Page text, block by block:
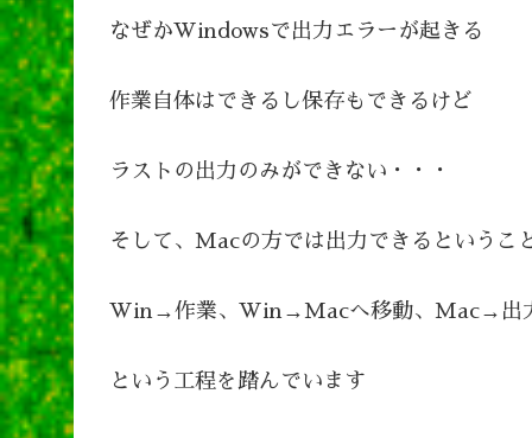
なぜかWindowsで出力エラーが起きる
作業自体はできるし保存もできるけど
ラストの出力のみができない・・・
そして、Macの方では出力できるというこ
Win→作業、Win→Macへ移動、Mac→出
という工程を踏んでいます